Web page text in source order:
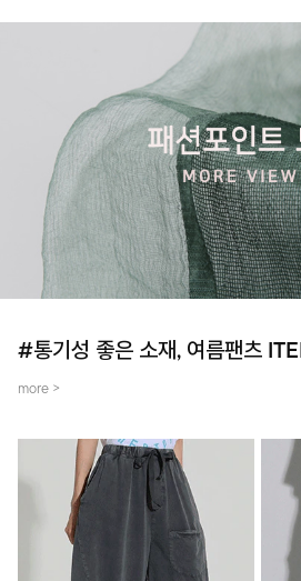
#통기성 좋은 소재, 여름팬츠
more >